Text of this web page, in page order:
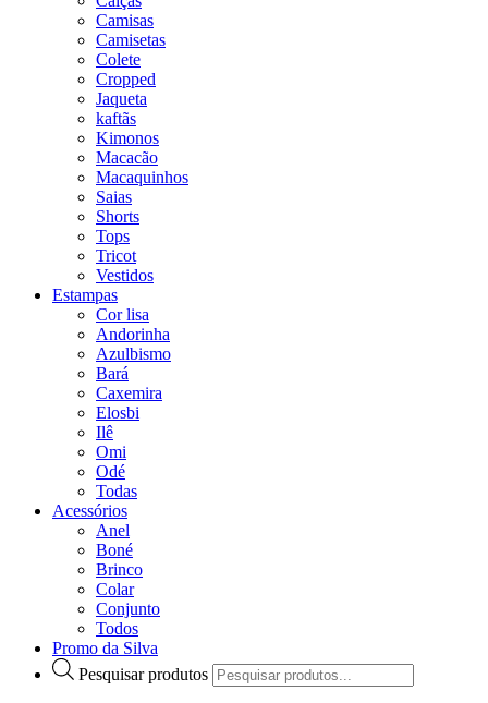
Camisas
Camisetas
Colete
Cropped
Jaqueta
kaftãs
Kimonos
Macacão
Macaquinhos
Saias
Shorts
Tops
Tricot
Vestidos
Estampas
Cor lisa
Andorinha
Azulbismo
Bará
Caxemira
Elosbi
Ilê
Omi
Odé
Todas
Acessórios
Anel
Boné
Brinco
Colar
Conjunto
Todos
Promo da Silva
Pesquisar produtos